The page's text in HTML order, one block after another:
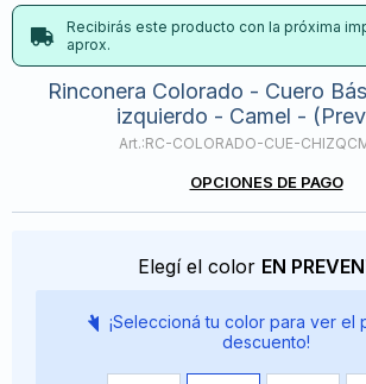
Recibirás este producto con la próxima
aprox.
Rinconera Colorado - Cuero
izquierdo - Camel -
RC-COLORADO-CUE-
OPCIONES DE PAGO
Elegí el color EN
¡Seleccioná tu color para ver el
descuento!